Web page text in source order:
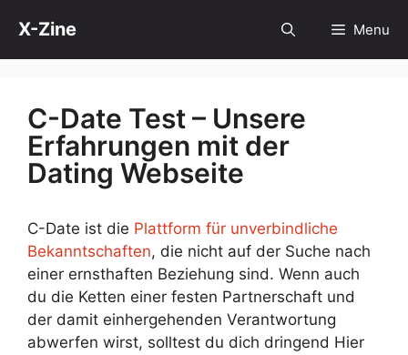
content
X-Zine Menu
C-Date Test – Unsere
Erfahrungen mit der
Dating Webseite
C-Date ist die Plattform für unverbindliche
Bekanntschaften, die nicht auf der Suche nach
einer ernsthaften Beziehung sind. Wenn auch
du die Ketten einer festen Partnerschaft und
der damit einhergehenden Verantwortung
abwerfen wirst, solltest du dich dringend Hier